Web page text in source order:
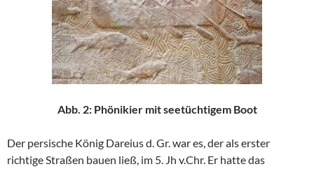
Abb. 2: Phönikier mit seetüchtigem Boot
Der persische König Dareius d. Gr. war es, der als erster
richtige Straßen bauen ließ, im 5. Jh v.Chr. Er hatte das